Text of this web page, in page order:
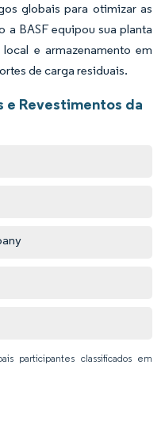
globais para otimizar as
a BASF equipou sua planta
e armazenamento em
de carga residuais.
e Revestimentos da
participantes classificados em